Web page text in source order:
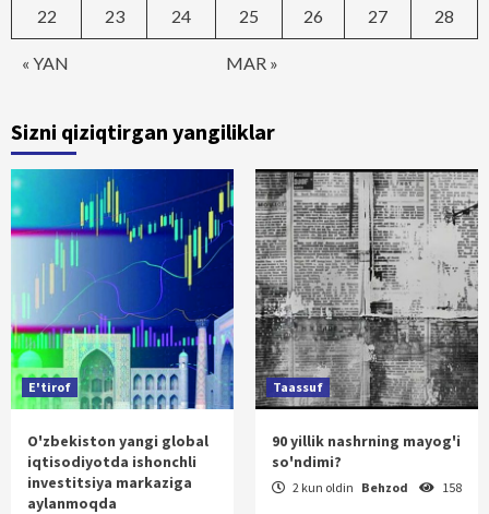
« YAN MAR »
22 23 24 25 26 27 28
Sizni qiziqtirgan yangiliklar
E'tirof
O'zbekiston yangi global
iqtisodiyotda ishonchli
investitsiya markaziga
aylanmoqda
Taassuf
90 yillik nashrning mayog'i
so'ndimi?
2 kun oldin Behzod 158